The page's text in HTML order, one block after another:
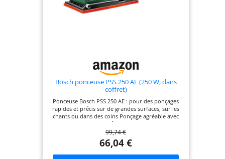
Bosch ponceuse PSS 250 AE (250 W, dans
coffret)
Ponceuse Bosch PSS 250 AE : pour des ponçages
rapides et précis sur de grandes surfaces, sur les
chants ou dans des coins Ponçage agréable avec
peu de vibrations grâce au moteur de 250 W
optimisé Ponçage sans poussière grâce à
l’aspiration directe de la poussière dans un boîtier
microfiltre Grand confort d’utilisation grâce au
système de fixation par étrier permettant de
99,74 €
66,04 €